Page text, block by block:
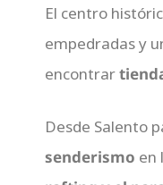
El centro
empedradas y
encontrar
Desde Salento
senderismo en